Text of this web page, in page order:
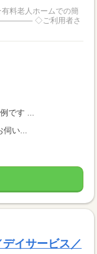
ホームでの簡
用者さ
です ...
伺い...
イサービス／